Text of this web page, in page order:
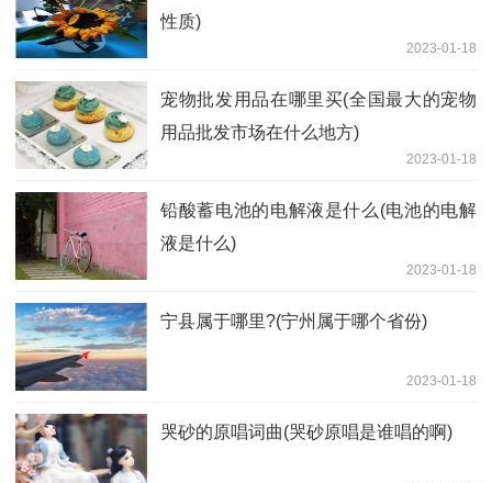
性质)
2023-01-18
宠物批发用品在哪里买(全国最大的宠物
用品批发市场在什么地方)
2023-01-18
铅酸蓄电池的电解液是什么(电池的电解
液是什么)
2023-01-18
宁县属于哪里?(宁州属于哪个省份)
2023-01-18
哭砂的原唱词曲(哭砂原唱是谁唱的啊)